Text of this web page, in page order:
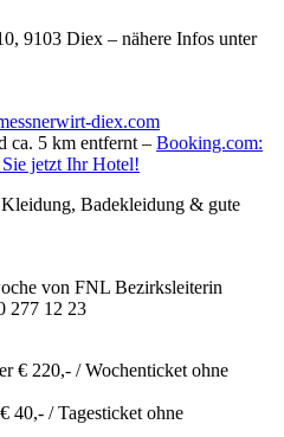
9103 Diex – nähere Infos unter
diex.com
ca. 5 km entfernt – Booking.com:
jetzt Ihr Hotel!
Kleidung, Badekleidung & gute
von FNL Bezirksleiterin
277 12 23
€ 220,- / Wochenticket ohne
40,- / Tagesticket ohne